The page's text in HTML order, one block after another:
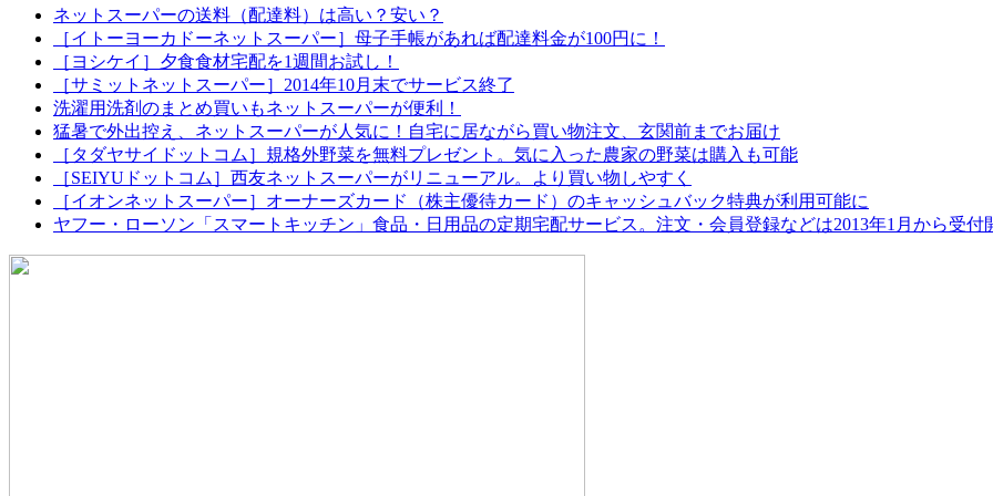
ネットスーパーの送料（配達料）は高い？安い？
［イトーヨーカドーネットスーパー］母子手帳があれば配達料金が100円に！
［ヨシケイ］夕食食材宅配を1週間お試し！
［サミットネットスーパー］2014年10月末でサービス終了
洗濯用洗剤のまとめ買いもネットスーパーが便利！
猛暑で外出控え、ネットスーパーが人気に！自宅に居ながら買い物注文、玄関前までお届け
［タダヤサイドットコム］規格外野菜を無料プレゼント。気に入った農家の野菜は購入も可能
［SEIYUドットコム］西友ネットスーパーがリニューアル。より買い物しやすく
［イオンネットスーパー］オーナーズカード（株主優待カード）のキャッシュバック特典が利用可能に
ヤフー・ローソン「スマートキッチン」食品・日用品の定期宅配サービス。注文・会員登録などは2013年1月から受付